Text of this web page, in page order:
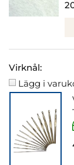
Virknål:
Lägg i